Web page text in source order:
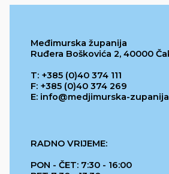
Međimurska županija
Ruđera Boškovića 2, 40000
T: +385 (0)40 374 111
F: +385 (0)40 374 269
E: info@medjimurska-
RADNO VRIJEME:
PON - ČET: 7:30 - 16:00